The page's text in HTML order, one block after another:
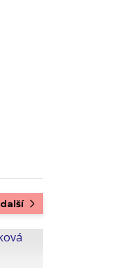
další